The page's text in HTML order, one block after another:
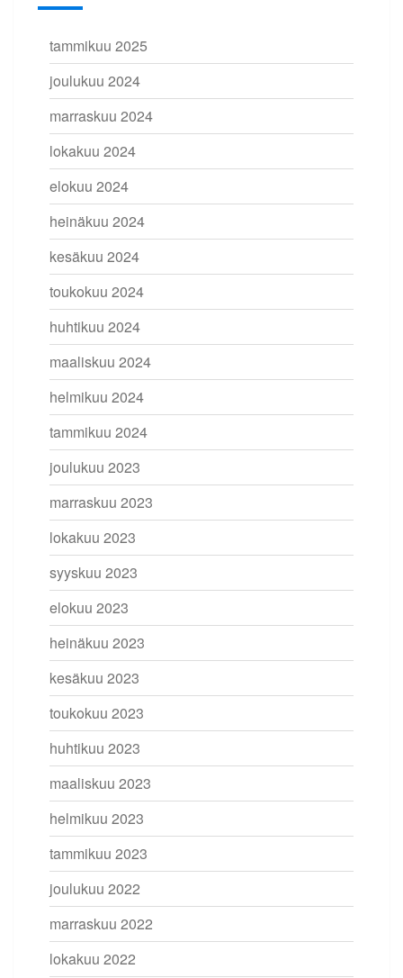
tammikuu 2025
joulukuu 2024
marraskuu 2024
lokakuu 2024
elokuu 2024
heinäkuu 2024
kesäkuu 2024
toukokuu 2024
huhtikuu 2024
maaliskuu 2024
helmikuu 2024
tammikuu 2024
joulukuu 2023
marraskuu 2023
lokakuu 2023
syyskuu 2023
elokuu 2023
heinäkuu 2023
kesäkuu 2023
toukokuu 2023
huhtikuu 2023
maaliskuu 2023
helmikuu 2023
tammikuu 2023
joulukuu 2022
marraskuu 2022
lokakuu 2022